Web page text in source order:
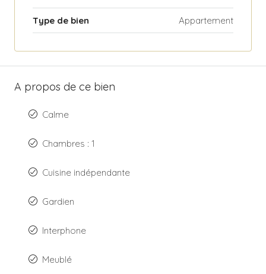
Type de bien Appartement
A propos de ce bien
Calme
Chambres : 1
Cuisine indépendante
Gardien
Interphone
Meublé